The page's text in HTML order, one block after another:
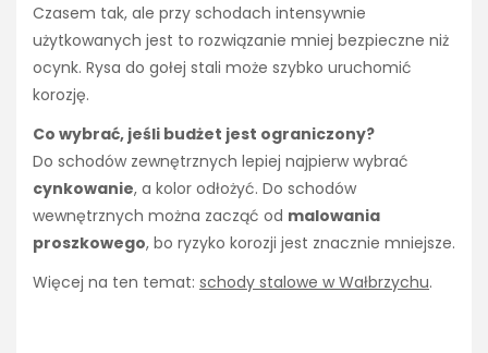
Czasem tak, ale przy schodach intensywnie
użytkowanych jest to rozwiązanie mniej bezpieczne niż
ocynk. Rysa do gołej stali może szybko uruchomić
korozję.
Co wybrać, jeśli budżet jest ograniczony?
Do schodów zewnętrznych lepiej najpierw wybrać
cynkowanie, a kolor odłożyć. Do schodów
wewnętrznych można zacząć od malowania
proszkowego, bo ryzyko korozji jest znacznie mniejsze.
Więcej na ten temat: schody stalowe w Wałbrzychu.